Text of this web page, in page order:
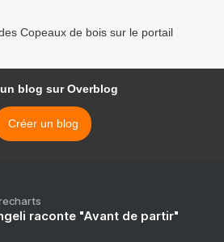
Copeaux de bois sur le portail
blog sur Overblog
Créer un blog
raconte "Avant de partir"